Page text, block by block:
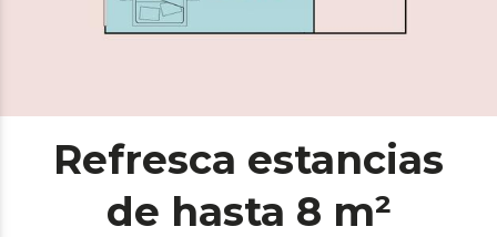
Refresca estancias
de hasta 8 m²